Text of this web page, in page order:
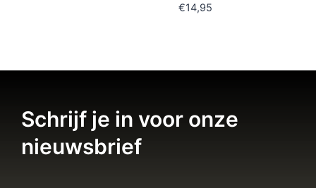
€14,95
Schrijf je in voor onze
nieuwsbrief